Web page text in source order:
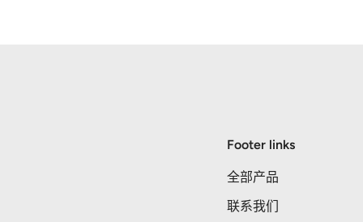
Footer links
全部产品
联系我们